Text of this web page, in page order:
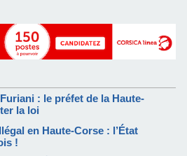
: le préfet de la Haute-
la loi
en Haute-Corse : l’État
!